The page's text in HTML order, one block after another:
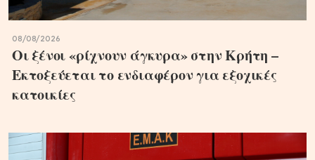
08/08/2026
Οι ξένοι «ρίχνουν άγκυρα» στην Κρήτη –
Εκτοξεύεται το ενδιαφέρον για εξοχικές
κατοικίες